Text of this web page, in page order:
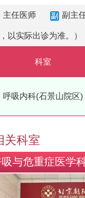
主任医师 副主
以实际出诊为准。）
科室
呼吸内科(石景山院区)
关科室
与危重症医学